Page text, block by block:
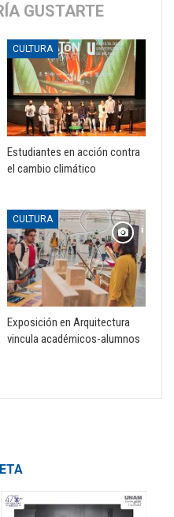
GUSTARTE
CULTURA
Estudiantes en acción contra
el cambio climático
CULTURA
Exposición en Arquitectura
vincula académicos-alumnos